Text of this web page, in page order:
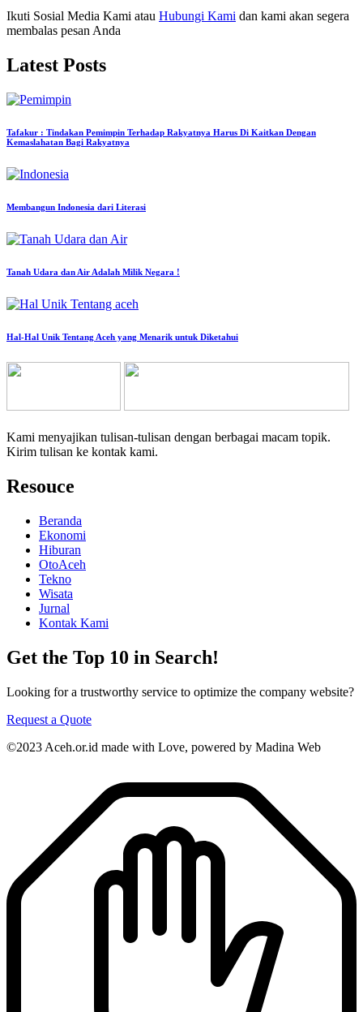
Ikuti Sosial Media Kami atau Hubungi Kami dan kami akan segera
membalas pesan Anda
Latest Posts
Tafakur : Tindakan Pemimpin Terhadap Rakyatnya Harus Di Kaitkan Dengan
Kemaslahatan Bagi Rakyatnya
Membangun Indonesia dari Literasi
Tanah Udara dan Air Adalah Milik Negara !
Hal-Hal Unik Tentang Aceh yang Menarik untuk Diketahui
Kami menyajikan tulisan-tulisan dengan berbagai macam topik.
Kirim tulisan ke kontak kami.
Resouce
Beranda
Ekonomi
Hiburan
OtoAceh
Tekno
Wisata
Jurnal
Kontak Kami
Get the Top 10 in Search!
Looking for a trustworthy service to optimize the company website?
Request a Quote
©2023 Aceh.or.id made with Love, powered by Madina Web